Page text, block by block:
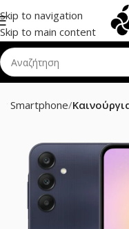
Skip to navigation
Skip to main content
Smartphone